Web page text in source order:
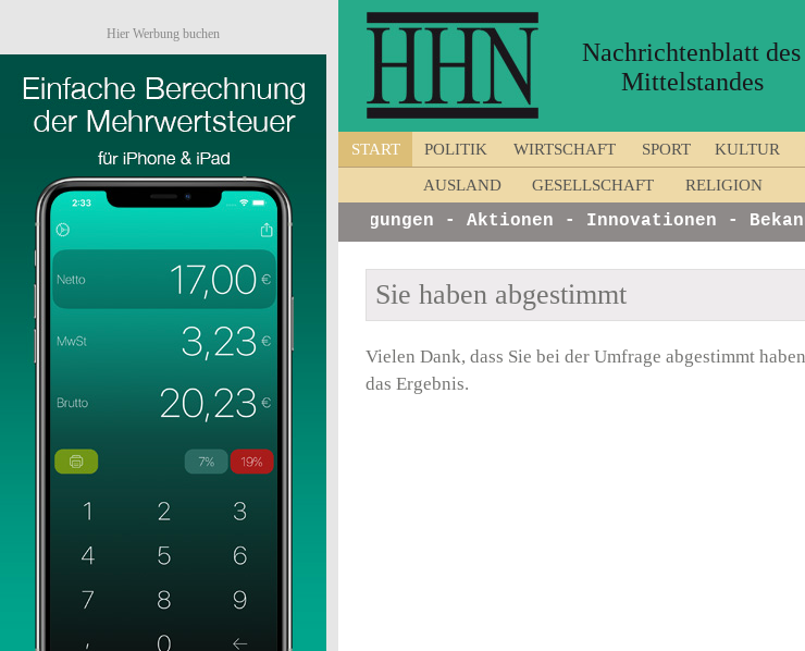
Hier Werbung buchen
Nachrichtenblatt des
Mittelstandes
START POLITIK WIRTSCHAFT SPORT KULTUR
AUSLAND GESELLSCHAFT RELIGION
von Unternehmen - Ankündigungen - Aktionen - Innovationen -
Sie haben abgestimmt
Vielen Dank, dass Sie bei der Umfrage abgestimmt
das Ergebnis.